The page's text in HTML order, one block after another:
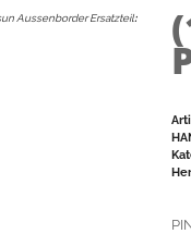
Aussenborder Ersatzteil: